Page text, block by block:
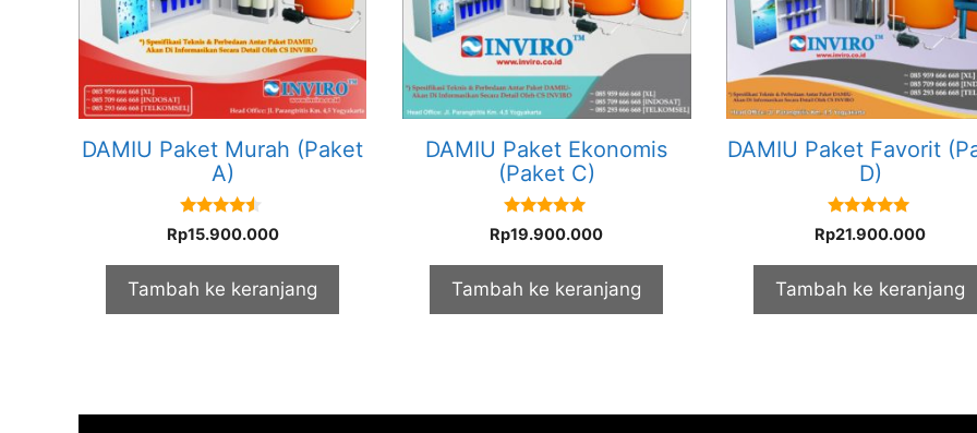
DAMIU Paket Murah (Paket
A)
4.33
out of 5
Rp15.900.000
Tambah ke keranjang
DAMIU Paket Ekonomis
(Paket C)
5.00
out of 5
Rp19.900.000
Tambah ke keranjang
DAMIU Paket Favorit
D)
5.00
out of 5
Rp21.900.000
Tambah ke keranjang